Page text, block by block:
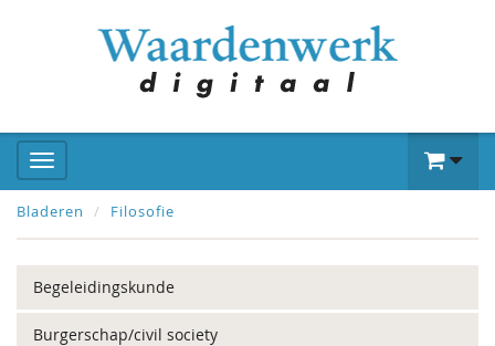
Bladeren Filosofie
Begeleidingskunde
Burgerschap/civil society